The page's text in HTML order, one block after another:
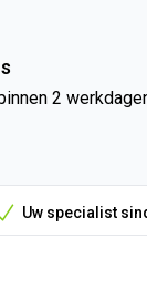
2
Uw specialist